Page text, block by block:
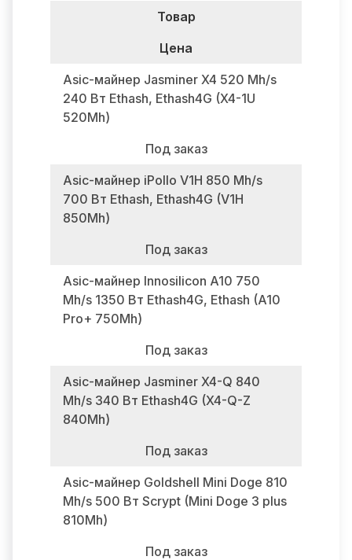
Товар
Цена
Asic-майнер Jasminer X4 520 Mh/s
240 Вт Ethash, Ethash4G (X4-1U
520Mh)
Под заказ
Asic-майнер iPollo V1H 850 Mh/s
700 Вт Ethash, Ethash4G (V1H
850Mh)
Под заказ
Asic-майнер Innosilicon A10 750
Mh/s 1350 Вт Ethash4G, Ethash (A10
Pro+ 750Mh)
Под заказ
Asic-майнер Jasminer X4-Q 840
Mh/s 340 Вт Ethash4G (X4-Q-Z
840Mh)
Под заказ
Asic-майнер Goldshell Mini Doge 810
Mh/s 500 Вт Scrypt (Mini Doge 3 plus
810Mh)
Под заказ